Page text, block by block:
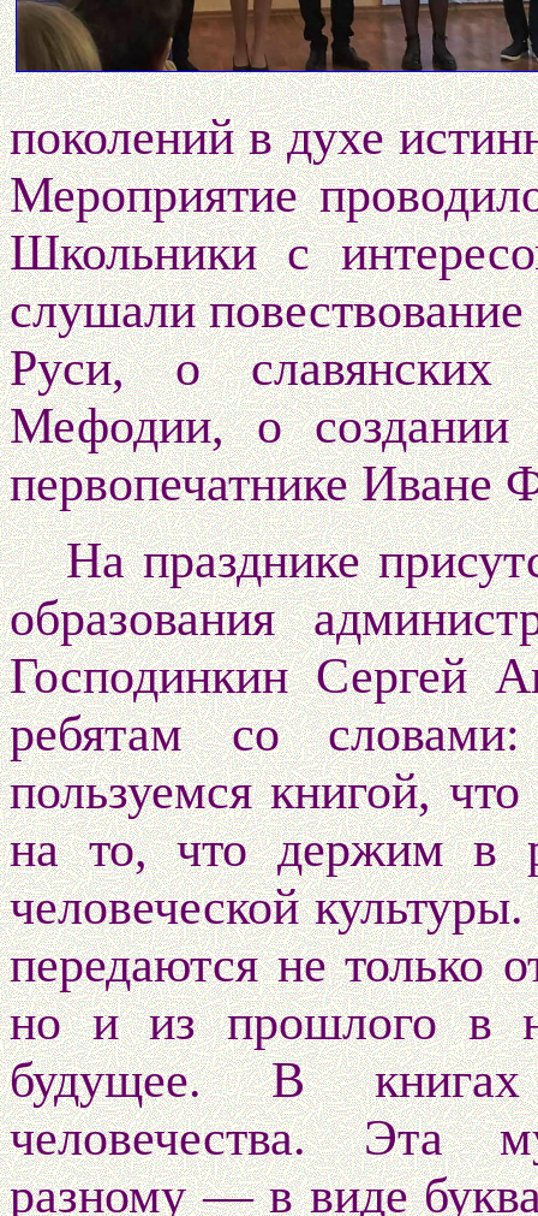
поколений в духе
Мероприятие
Школьники с
слушали
Руси, о славянских
Мефодии, о создании
первопечатнике Иване
На празднике
образования
Господинкин Сергей
ребятам со
пользуемся книгой,
на то, что держим в
человеческой
передаются не только
но и из прошлого в
будущее. В книгах
человечества. Эта
разному— в виде